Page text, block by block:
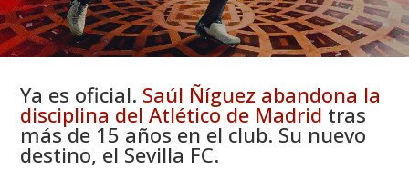
Ya es oficial. Saúl Ñíguez abandona la
disciplina del Atlético de Madrid tras
más de 15 años en el club. Su nuevo
destino, el Sevilla FC.